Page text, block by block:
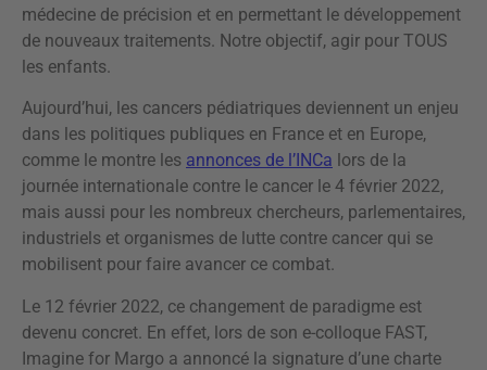
médecine de précision et en permettant le développement
de nouveaux traitements. Notre objectif, agir pour TOUS
les enfants.
Aujourd’hui, les cancers pédiatriques deviennent un enjeu
dans les politiques publiques en France et en Europe,
comme le montre les annonces de l’INCa lors de la
journée internationale contre le cancer le 4 février 2022,
mais aussi pour les nombreux chercheurs, parlementaires,
industriels et organismes de lutte contre cancer qui se
mobilisent pour faire avancer ce combat.
Le 12 février 2022, ce changement de paradigme est
devenu concret. En effet, lors de son e-colloque FAST,
Imagine for Margo a annoncé la signature d’une charte